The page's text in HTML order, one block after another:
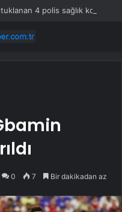
0 7 Bir dakikadan az